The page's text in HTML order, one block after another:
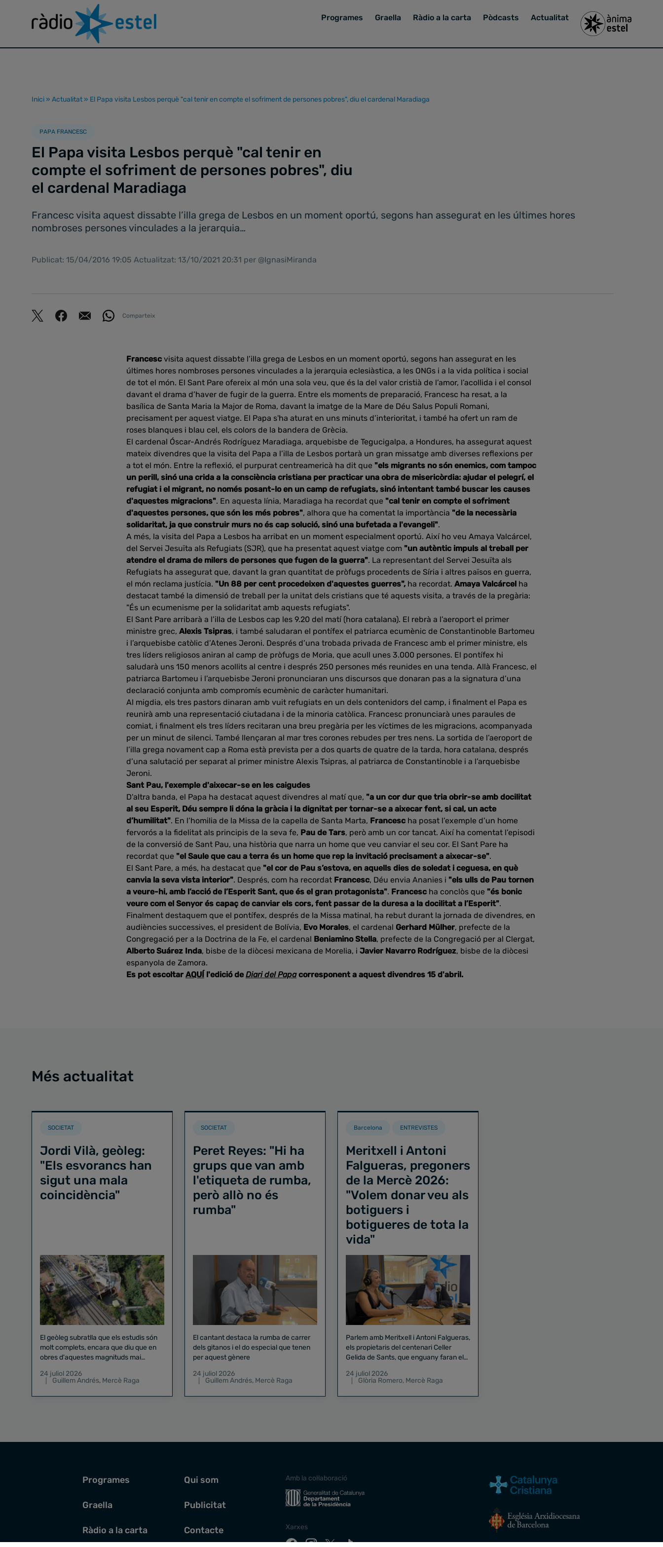
Programes Graella Ràdio a la carta Pòdcasts Actualitat
Inici » Actualitat » El Papa visita Lesbos perquè "cal tenir en compte el sofriment de persones pobres", diu el cardenal Maradiaga
PAPA FRANCESC
El Papa visita Lesbos perquè "cal tenir en
compte el sofriment de persones pobres", diu
el cardenal Maradiaga
Francesc visita aquest dissabte l’illa grega de Lesbos en un moment oportú, segons han assegurat en les últimes hores
nombroses persones vinculades a la jerarquia…
Publicat: 15/04/2016 19:05 Actualitzat: 13/10/2021 20:31 per @IgnasiMiranda
Comparteix
Francesc visita aquest dissabte l’illa grega de Lesbos en un moment oportú, segons han assegurat en les
últimes hores nombroses persones vinculades a la jerarquia eclesiàstica, a les ONGs i a la vida política i social
de tot el món. El Sant Pare ofereix al món una sola veu, que és la del valor cristià de l’amor, l’acollida i el consol
davant el drama d’haver de fugir de la guerra. Entre els moments de preparació, Francesc ha resat, a la
basílica de Santa Maria la Major de Roma, davant la imatge de la Mare de Déu Salus Populi Romani,
precisament per aquest viatge. El Papa s'ha aturat en uns minuts d’interioritat, i també ha ofert un ram de
roses blanques i blau cel, els colors de la bandera de Grècia.
El cardenal Óscar-Andrés Rodríguez Maradiaga, arquebisbe de Tegucigalpa, a Hondures, ha assegurat aquest
mateix divendres que la visita del Papa a l’illa de Lesbos portarà un gran missatge amb diverses reflexions per
a tot el món. Entre la reflexió, el purpurat centreamericà ha dit que "els migrants no són enemics, com tampoc
un perill, sinó una crida a la consciència cristiana per practicar una obra de misericòrdia: ajudar el pelegrí, el
refugiat i el migrant, no només posant-lo en un camp de refugiats, sinó intentant també buscar les causes
d'aquestes migracions". En aquesta línia, Maradiaga ha recordat que "cal tenir en compte el sofriment
d'aquestes persones, que són les més pobres", alhora que ha comentat la importància "de la necessària
solidaritat, ja que construir murs no és cap solució, sinó una bufetada a l'evangeli".
A més, la visita del Papa a Lesbos ha arribat en un moment especialment oportú. Així ho veu Amaya Valcárcel,
del Servei Jesuïta als Refugiats (SJR), que ha presentat aquest viatge com "un autèntic impuls al treball per
atendre el drama de milers de persones que fugen de la guerra". La representant del Servei Jesuïta als
Refugiats ha assegurat que, davant la gran quantitat de pròfugs procedents de Síria i altres països en guerra,
el món reclama justícia. "Un 88 per cent procedeixen d'aquestes guerres", ha recordat. Amaya Valcárcel ha
destacat també la dimensió de treball per la unitat dels cristians que té aquests visita, a través de la pregària:
"És un ecumenisme per la solidaritat amb aquests refugiats".
El Sant Pare arribarà a l’illa de Lesbos cap les 9.20 del matí (hora catalana). El rebrà a l’aeroport el primer
ministre grec, Alexis Tsipras, i també saludaran el pontífex el patriarca ecumènic de Constantinoble Bartomeu
i l’arquebisbe catòlic d’Atenes Jeroni. Després d’una trobada privada de Francesc amb el primer ministre, els
tres líders religiosos aniran al camp de pròfugs de Moria, que acull unes 3.000 persones. El pontífex hi
saludarà uns 150 menors acollits al centre i després 250 persones més reunides en una tenda. Allà Francesc, el
patriarca Bartomeu i l’arquebisbe Jeroni pronunciaran uns discursos que donaran pas a la signatura d’una
declaració conjunta amb compromís ecumènic de caràcter humanitari.
Al migdia, els tres pastors dinaran amb vuit refugiats en un dels contenidors del camp, i finalment el Papa es
reunirà amb una representació ciutadana i de la minoria catòlica. Francesc pronunciarà unes paraules de
comiat, i finalment els tres líders recitaran una breu pregària per les víctimes de les migracions, acompanyada
per un minut de silenci. També llençaran al mar tres corones rebudes per tres nens. La sortida de l’aeroport de
l’illa grega novament cap a Roma està prevista per a dos quarts de quatre de la tarda, hora catalana, després
d’una salutació per separat al primer ministre Alexis Tsipras, al patriarca de Constantinoble i a l’arquebisbe
Jeroni.
Sant Pau, l'exemple d'aixecar-se en les caigudes
D'altra banda, el Papa ha destacat aquest divendres al matí que, "a un cor dur que tria obrir-se amb docilitat
al seu Esperit, Déu sempre li dóna la gràcia i la dignitat per tornar-se a aixecar fent, si cal, un acte
d’humilitat". En l’homilia de la Missa de la capella de Santa Marta, Francesc ha posat l’exemple d’un home
fervorós a la fidelitat als principis de la seva fe, Pau de Tars, però amb un cor tancat. Així ha comentat l’episodi
de la conversió de Sant Pau, una història que narra un home que veu canviar el seu cor. El Sant Pare ha
recordat que "el Saule que cau a terra és un home que rep la invitació precisament a aixecar-se".
El Sant Pare, a més, ha destacat que "el cor de Pau s’estova, en aquells dies de soledat i ceguesa, en què
canvia la seva vista interior". Després, com ha recordat Francesc, Déu envia Ananies i "els ulls de Pau tornen
a veure-hi, amb l’acció de l’Esperit Sant, que és el gran protagonista". Francesc ha conclòs que "és bonic
veure com el Senyor és capaç de canviar els cors, fent passar de la duresa a la docilitat a l’Esperit".
Finalment destaquem que el pontífex, després de la Missa matinal, ha rebut durant la jornada de divendres, en
audiències successives, el president de Bolívia, Evo Morales, el cardenal Gerhard Mülher, prefecte de la
Congregació per a la Doctrina de la Fe, el cardenal Beniamino Stella, prefecte de la Congregació per al Clergat,
Alberto Suárez Inda, bisbe de la diòcesi mexicana de Morelia, i Javier Navarro Rodríguez, bisbe de la diòcesi
espanyola de Zamora.
Es pot escoltar AQUÍ l'edició deDiari del Papacorresponent a aquest divendres 15 d'abril.
Més actualitat
SOCIETAT
Jordi Vilà, geòleg:
"Els esvorancs han
sigut una mala
coincidència"
El geòleg subratlla que els estudis són
molt complets, encara que diu que en
obres d'aquestes magnituds mai
24 juliol 2026
Guillem Andrés, Mercè Raga
SOCIETAT
Peret Reyes: "Hi ha
grups que van amb
l'etiqueta de rumba,
però allò no és
rumba"
El cantant destaca la rumba de carrer
dels gitanos i el do especial que tenen
per aquest gènere
24 juliol 2026
Guillem Andrés, Mercè Raga
Barcelona ENTREVISTES
Meritxell i Antoni
Falgueras, pregoners
de la Mercè 2026:
"Volem donar veu als
botiguers i
botigueres de tota la
vida"
Parlem amb Meritxell i Antoni Falgueras,
els propietaris del centenari Celler
Gelida de Sants, que enguany faran el
24 juliol 2026
Glòria Romero, Mercè Raga
Programes
Graella
Ràdio a la carta
Qui som
Publicitat
Contacte
Amb la col·laboració
Xarxes